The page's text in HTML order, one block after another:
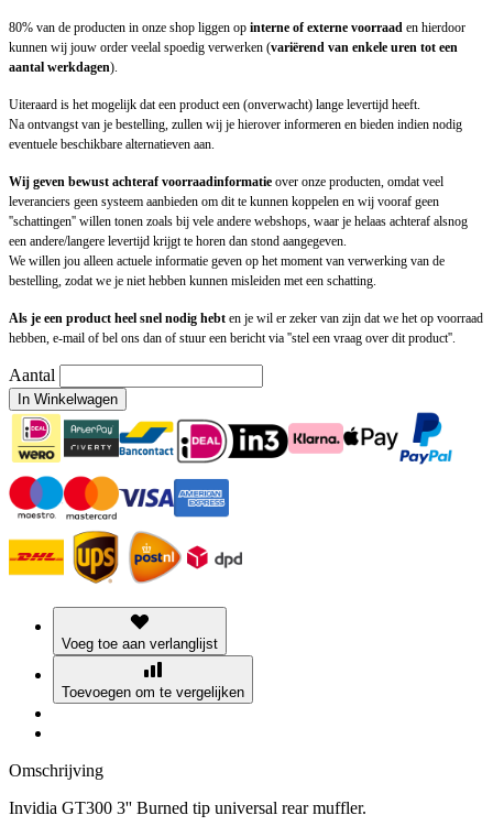
80% van de producten in onze shop liggen op interne of externe voorraad en hierdoor
kunnen wij jouw order veelal spoedig verwerken (variërend van enkele uren tot een
aantal werkdagen).
Uiteraard is het mogelijk dat een product een (onverwacht) lange levertijd heeft.
Na ontvangst van je bestelling, zullen wij je hierover informeren en bieden indien nodig
eventuele beschikbare alternatieven aan.
Wij geven bewust achteraf voorraadinformatie over onze producten, omdat veel
leveranciers geen systeem aanbieden om dit te kunnen koppelen en wij vooraf geen
''schattingen'' willen tonen zoals bij vele andere webshops, waar je helaas achteraf alsnog
een andere/langere levertijd krijgt te horen dan stond aangegeven.
We willen jou alleen actuele informatie geven op het moment van verwerking van de
bestelling, zodat we je niet hebben kunnen misleiden met een schatting.
Als je een product heel snel nodig hebt en je wil er zeker van zijn dat we het op voorraad
hebben, e-mail of bel ons dan of stuur een bericht via ''stel een vraag over dit product''.
Aantal
In Winkelwagen
Voeg toe aan verlanglijst
Toevoegen om te vergelijken
Omschrijving
Invidia GT300 3'' Burned tip universal rear muffler.